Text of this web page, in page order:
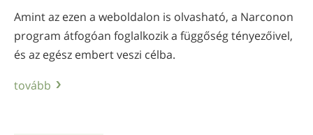
Amint az ezen a weboldalon is olvasható, a Narconon
program átfogóan foglalkozik a függőség tényezőivel,
és az egész embert veszi célba.
tovább